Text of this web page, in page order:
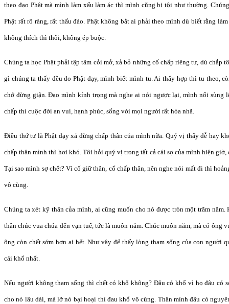
theo đạo Phật mà mình làm xấu làm ác thì mình cũng bị tội như thường.
Phật rất rõ ràng, rất thấu đáo. Phật không bắt ai phải theo mình dù biết rằng
không thích thì thôi, không ép buộc.
Chúng ta học Phật phải tập tâm cỏi mở, xả bỏ những cố chấp riêng tư, dù chắp
gì chúng ta thấy đều do Phật dạy, mình biết mình tu. Ai thấy hợp thì tu theo,
chớ đừng giận. Đạo mình kính trọng mà nghe ai nói ngược lại, mình nổi sùng
chấp thì cuộc đời an vui, hạnh phúc, sống với mọi người rất hòa nhã.
Điều thứ tư là Phật dạy xả đừng chấp thân của mình nữa. Quý vị thấy dễ hay
chấp thân mình thì hơi khó. Tôi hỏi quý vị trong tất cả cái sợ của mình hiện giờ,
Tại sao mình sợ chết? Vì cố giữ thân, cố chấp thân, nên nghe nói mất đi thì
vô cùng.
Chúng ta xét kỹ thân của mình, ai cũng muốn cho nó được tròn một trăm năm.
thần chúc vua chúa đến vạn tuế, tức là muôn năm. Chúc muôn năm, mà có ông
ông còn chết sớm hơn ai hết. Như vậy để thấy lòng tham sống của con người
cái khổ nhất.
Nếu người không tham sống thì chết có khổ không? Đâu có khổ vì họ đâu có
cho nó lâu dài, mà lỡ nó bại hoại thì đau khổ vô cùng. Thân mình đâu có